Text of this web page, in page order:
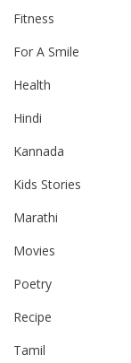
Fitness
For A Smile
Health
Hindi
Kannada
Kids Stories
Marathi
Movies
Poetry
Recipe
Tamil